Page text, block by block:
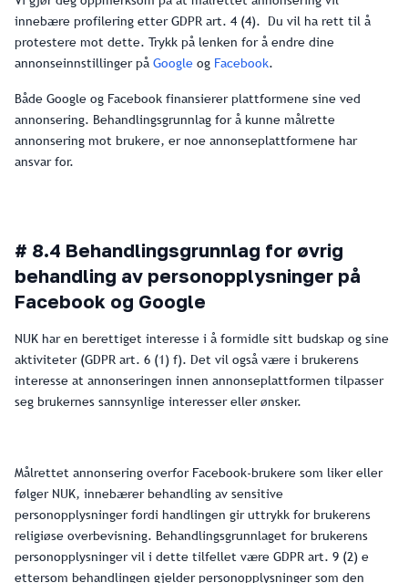
innebære profilering etter GDPR art. 4 (4). Du vil ha rett til å
protestere mot dette. Trykk på lenken for å endre dine
annonseinnstillinger på Google og Facebook.
Både Google og Facebook finansierer plattformene sine ved
annonsering. Behandlingsgrunnlag for å kunne målrette
annonsering mot brukere, er noe annonseplattformene har
ansvar for.
# 8.4 Behandlingsgrunnlag for øvrig
behandling av personopplysninger på
Facebook og Google
NUK har en berettiget interesse i å formidle sitt budskap og sine
aktiviteter (GDPR art. 6 (1) f). Det vil også være i brukerens
interesse at annonseringen innen annonseplattformen tilpasser
seg brukernes sannsynlige interesser eller ønsker.
Målrettet annonsering overfor Facebook-brukere som liker eller
følger NUK, innebærer behandling av sensitive
personopplysninger fordi handlingen gir uttrykk for brukerens
religiøse overbevisning. Behandlingsgrunnlaget for brukerens
personopplysninger vil i dette tilfellet være GDPR art. 9 (2) e
ettersom behandlingen gjelder personopplysninger som den